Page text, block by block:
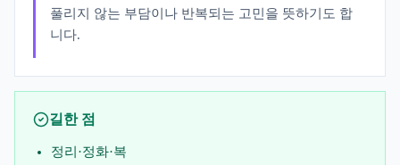
풀리지 않는 부담이나 반복되는 고민을 뜻하기도 합
니다.
길한 점
정리·정화·복